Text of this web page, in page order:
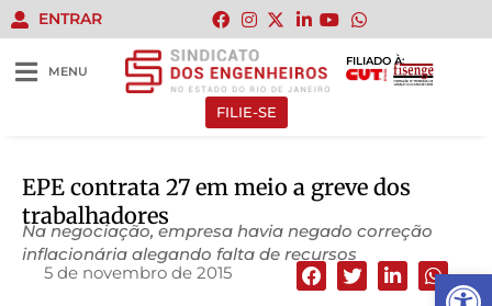
Abrir
ENTRAR
MENU
FILIADO À:
FILIE-SE
EPE contrata 27 em meio a greve dos
trabalhadores
Na negociação, empresa havia negado correção
inflacionária alegando falta de recursos
5 de novembro de 2015